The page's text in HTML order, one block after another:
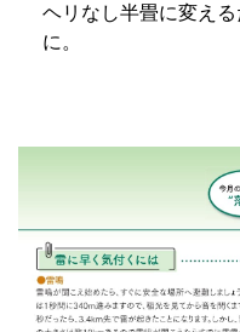
ヘリなし半畳に変え
に。